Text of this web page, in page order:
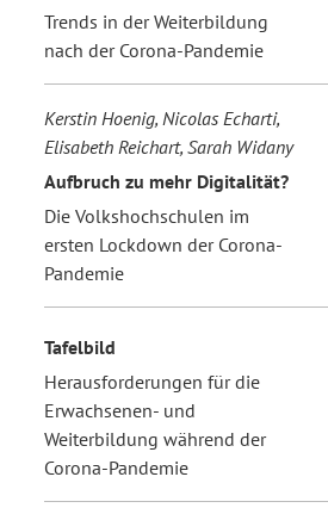
Trends in der Weiterbildung
nach der Corona-Pandemie
Kerstin Hoenig, Nicolas Echarti,
Elisabeth Reichart, Sarah Widany
Aufbruch zu mehr Digitalität?
Die Volkshochschulen im
ersten Lockdown der Corona-
Pandemie
Tafelbild
Herausforderungen für die
Erwachsenen- und
Weiterbildung während der
Corona-Pandemie